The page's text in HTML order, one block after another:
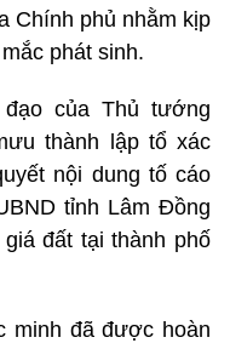
Chính phủ nhằm kịp
phát sinh.
của Thủ tướng
thành lập tổ xác
nội dung tố cáo
tỉnh Lâm Đồng
đất tại thành phố
minh đã được hoàn